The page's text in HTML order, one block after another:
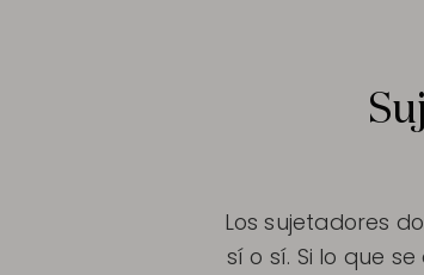
Los sujetadores
sí o sí. Si lo que